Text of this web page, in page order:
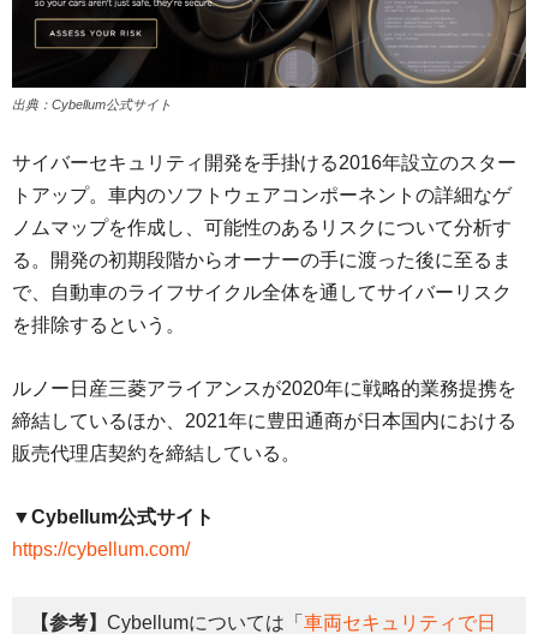
出典：Cybellum公式サイト
サイバーセキュリティ開発を手掛ける2016年設立のスター
トアップ。車内のソフトウェアコンポーネントの詳細なゲ
ノムマップを作成し、可能性のあるリスクについて分析す
る。開発の初期段階からオーナーの手に渡った後に至るま
で、自動車のライフサイクル全体を通してサイバーリスク
を排除するという。
ルノー日産三菱アライアンスが2020年に戦略的業務提携を
締結しているほか、2021年に豊田通商が日本国内における
販売代理店契約を締結している。
▼Cybellum公式サイト
https://cybellum.com/
【参考】 Cybellumについては「 車両セキュリティで日